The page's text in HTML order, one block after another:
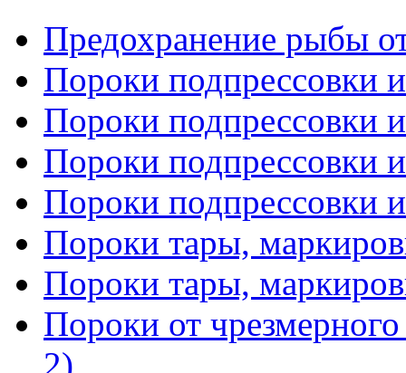
Предохранение рыбы
Пороки подпрессовки
Пороки подпрессовки
Пороки подпрессовки
Пороки подпрессовки
Пороки тары,
Пороки тары,
Пороки от чрезмерного
2)